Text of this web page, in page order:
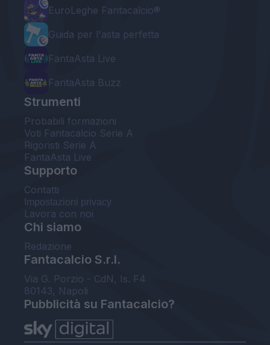
EuroLeghe Fantacalcio®
Guida per l'asta perfetta
FantaAsta Live
FantaAsta Buzz
Strumenti
Probabili formazioni
Voti Fantacalcio Serie A
Rigoristi Serie A
FantaAsta Live
Supporto
Contatti
Impostazioni privacy
Lavora con noi
Chi siamo
Redazione
Fantacalcio S.r.l.
Via G. Porzio - CdN, Is. F4
80143, Napoli
Pubblicità su Fantacalcio?